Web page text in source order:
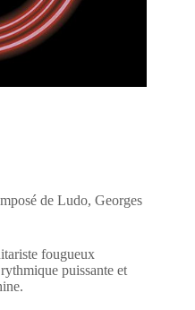
de Ludo, Georges
fougueux
puissante et